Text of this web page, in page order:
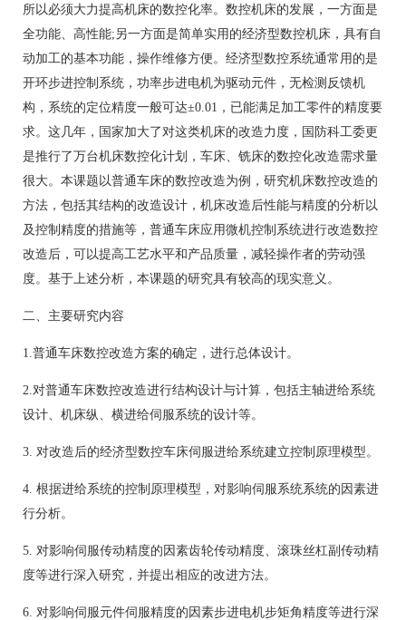
所以必须大力提高机床的数控化率。数控机床的发展，一方面是
全功能、高性能;另一方面是简单实用的经济型数控机床，具有自
动加工的基本功能，操作维修方便。经济型数控系统通常用的是
开环步进控制系统，功率步进电机为驱动元件，无检测反馈机
构，系统的定位精度一般可达±0.01，已能满足加工零件的精度要
求。这几年，国家加大了对这类机床的改造力度，国防科工委更
是推行了万台机床数控化计划，车床、铣床的数控化改造需求量
很大。本课题以普通车床的数控改造为例，研究机床数控改造的
方法，包括其结构的改造设计，机床改造后性能与精度的分析以
及控制精度的措施等，普通车床应用微机控制系统进行改造数控
改造后，可以提高工艺水平和产品质量，减轻操作者的劳动强
度。基于上述分析，本课题的研究具有较高的现实意义。
二、主要研究内容
1.普通车床数控改造方案的确定，进行总体设计。
2.对普通车床数控改造进行结构设计与计算，包括主轴进给系统
设计、机床纵、横进给伺服系统的设计等。
3. 对改造后的经济型数控车床伺服进给系统建立控制原理模型。
4. 根据进给系统的控制原理模型，对影响伺服系统系统的因素进
行分析。
5. 对影响伺服传动精度的因素齿轮传动精度、滚珠丝杠副传动精
度等进行深入研究，并提出相应的改进方法。
6. 对影响伺服元件伺服精度的因素步进电机步矩角精度等进行深